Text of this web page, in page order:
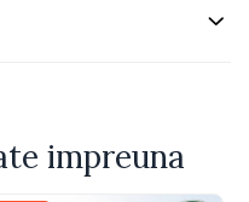
impreuna